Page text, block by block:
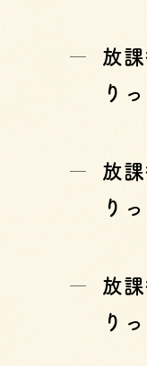
放
り
放
り
放
り